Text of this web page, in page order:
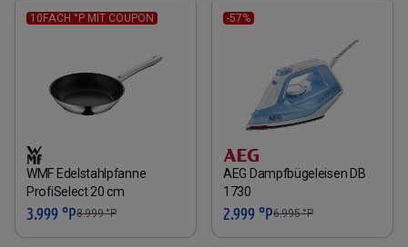
10FACH °P MIT COUPON
WMF Edelstahlpfanne
ProfiSelect 20 cm
3.999 °P8.999°P
-57%
AEG Dampfbügeleisen DB
1730
2.999 °P6.995°P